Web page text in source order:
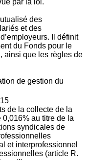
par la loi.
des
et des
Il définit
du Fonds pour le
ainsi que les règles de
de gestion du
de la collecte de la
au titre de la
syndicales de
et interprofessionnel
(article R.